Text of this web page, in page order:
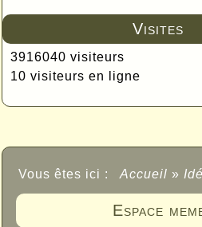
Visites
3916040 visiteurs
10 visiteurs en ligne
Vous êtes ici : Accueil »
Espace